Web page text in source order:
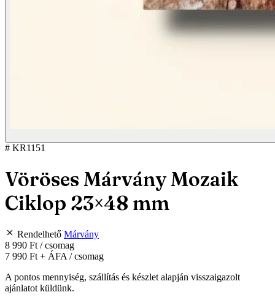
# KR1151
Vöröses Márvány Mozaik
Ciklop 23×48 mm
Rendelhető Márvány
8 990 Ft / csomag
7 990 Ft + ÁFA / csomag
A pontos mennyiség, szállítás és készlet alapján visszaigazolt
ajánlatot küldünk.